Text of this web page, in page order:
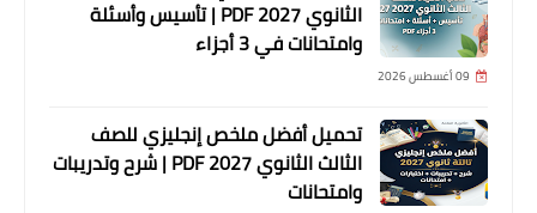
الثانوي 2027 PDF | تأسيس وأسئلة
وامتحانات في 3 أجزاء
09 أغسطس 2026
تحميل أفضل ملخص إنجليزي للصف
الثالث الثانوي 2027 PDF | شرح وتدريبات
وامتحانات